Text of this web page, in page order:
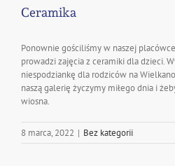
Ceramika
Ponownie gościliśmy w naszej
prowadzi zajęcia z ceramiki dla dzieci.
niespodziankę dla rodziców na
naszą galerię życzymy miłego dnia i
wiosna.
8 marca, 2022 | Bez kategorii